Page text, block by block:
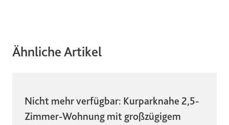
Ähnliche Artikel
Nicht mehr verfügbar: Kurparknahe 2,5-
Zimmer-Wohnung mit großzügigem